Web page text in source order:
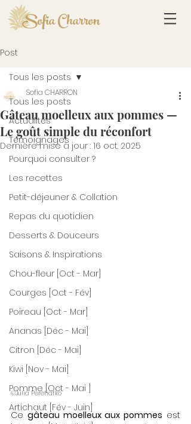
Sofia Charron
Post
Tous les posts
Actualités
Témoignages
Pourquoi consulter ?
Les recettes
Petit-déjeuner & Collation
Repas du quotidien
Desserts & Douceurs
Saisons & Inspirations
Chou-fleur [Oct - Mar]
Courges [Oct - Fév]
Poireau [Oct - Mar]
Ananas [Déc - Mai]
Citron [Déc - Mai]
Kiwi [Nov - Mai]
Pomme [Oct - Mai ]
Artichaut [Fév - Juin]
Tous les posts
Gâteau moelleux aux pommes —
Le goût simple du réconfort
Sofia CHARRON
Dernière mise à jour : 16 oct. 2025
©Julia Peretiatko
Ce gâteau moelleux aux pommes est